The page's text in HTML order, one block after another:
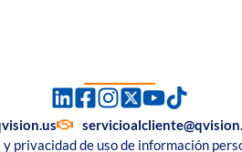
privacidad de uso de información